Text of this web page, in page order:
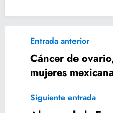
Entrada anterior
Cáncer de
mujeres
Siguiente entrada